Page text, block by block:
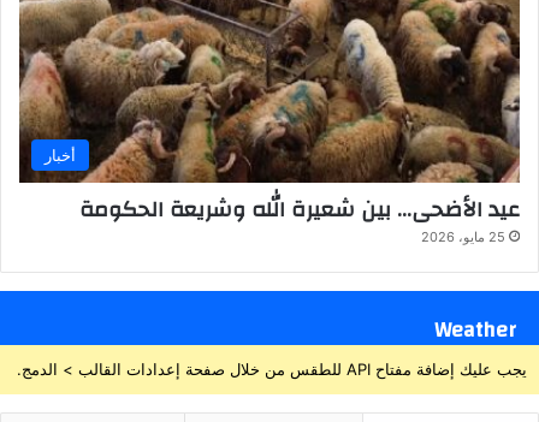
أخبار
عيد الأضحى… بين شعيرة الله وشريعة الحكومة
25 مايو، 2026
Weather
يجب عليك إضافة مفتاح API للطقس من خلال صفحة إعدادات القالب > الدمج.